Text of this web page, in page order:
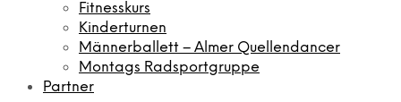
Fitnesskurs
Kinderturnen
Männerballett – Almer Quellendancer
Montags Radsportgruppe
Partner